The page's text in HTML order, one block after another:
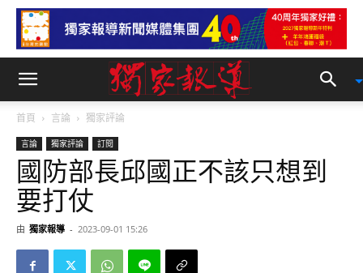
首頁 言論 獨家評論
言論 獨家評論 訂閱
國防部長邱國正不該只想到
要打仗
由 獨家報導 - 2023-09-01 15:26